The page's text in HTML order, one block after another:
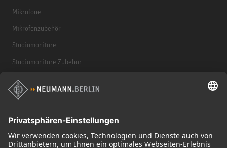
Mikrofone
Mikrofonzubehör
Studiomonitore
Studiomonitore Zubehör
Kopfhörer
Historische Mikrofone